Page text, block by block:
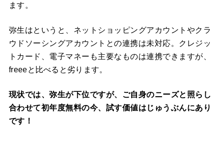
ます。
弥生はというと、ネットショッピングアカウントやクラ
ウドソーシングアカウントとの連携は未対応。クレジッ
トカード、電子マネーも主要なものは連携できますが、
freeeと比べると劣ります。
現状では、弥生が下位ですが、ご自身のニーズと照らし
合わせて初年度無料の今、試す価値はじゅうぶんにあり
です！